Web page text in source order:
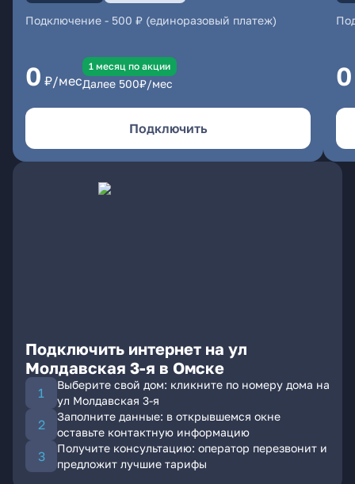
Подключение - 500 ₽ (единоразовый платеж)
0 ₽/мес
1 месяц по акции
Далее 500₽/мес
Подключить
0
Подключить интернет на ул
Молдавская 3-я в Омске
Выберите свой дом: кликните по номеру дома на
ул Молдавская 3-я
Заполните данные: в открывшемся окне
оставьте контактную информацию
Получите консультацию: оператор перезвонит и
предложит лучшие тарифы